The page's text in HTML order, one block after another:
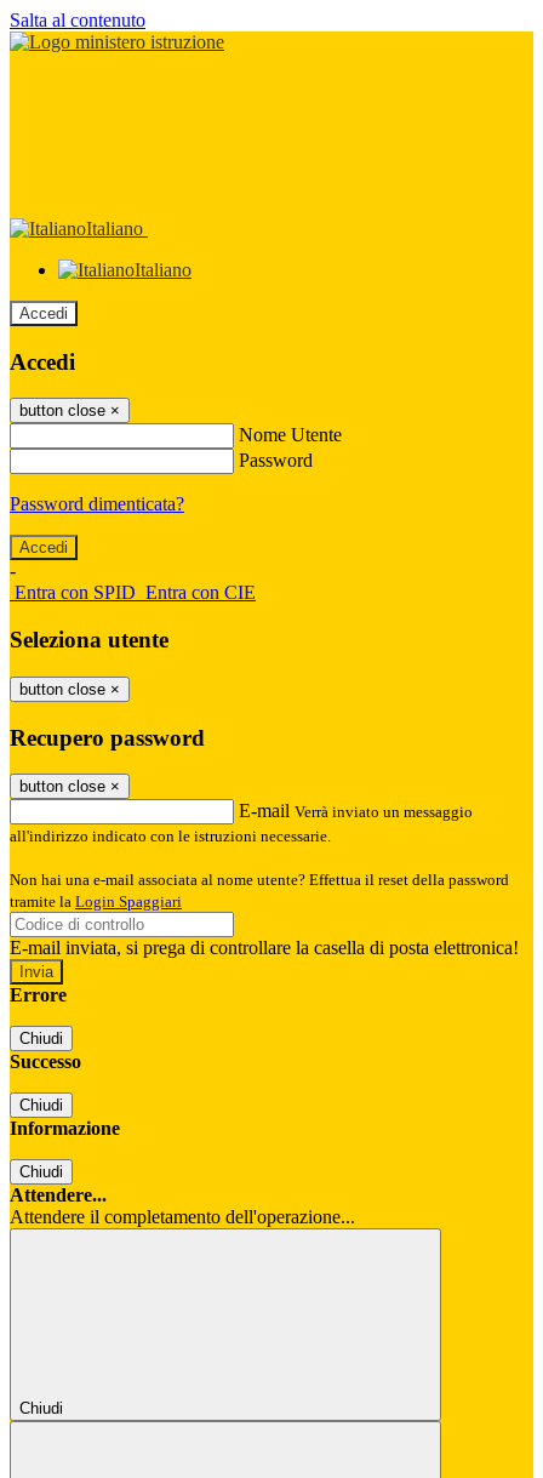
Salta al contenuto
Italiano
Italiano
Accedi
Accedi
button close ×
Nome Utente
Password
Password dimenticata?
-
Entra con SPID Entra con CIE
Seleziona utente
button close ×
Recupero password
button close ×
E-mail Verrà inviato un messaggio
all'indirizzo indicato con le istruzioni necessarie.
Non hai una e-mail associata al nome utente? Effettua il reset della password
tramite la Login Spaggiari
E-mail inviata, si prega di controllare la casella di posta elettronica!
Errore
Chiudi
Successo
Chiudi
Informazione
Chiudi
Attendere...
Attendere il completamento dell'operazione...
Chiudi